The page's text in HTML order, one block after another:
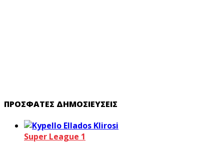
ΠΡΌΣΦΑΤΕΣ ΔΗΜΟΣΙΕΎΣΕΙΣ
Super League 1